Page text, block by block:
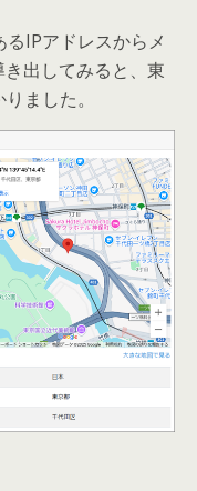
IPアドレスからメ
き出してみると、東
ました。